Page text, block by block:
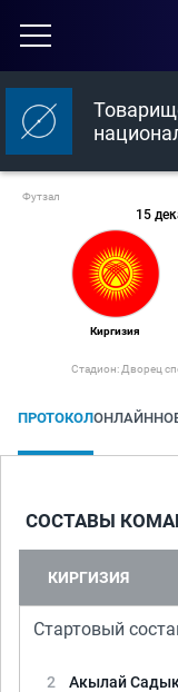
Футзал
15
Киргизия
Стадион: Дворец
ПРОТОКОЛОНЛАЙН
СОСТАВЫ
КИРГИЗИЯ
Стартовый
2 Акылай